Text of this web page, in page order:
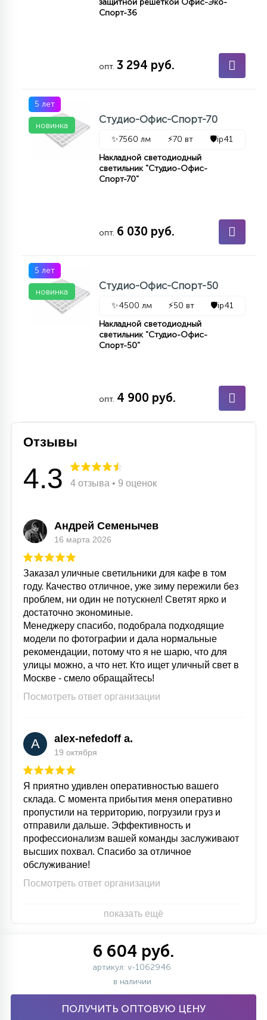
защитной решеткой Офис-Эко-
Спорт-36
опт. 3 294 руб.
5 лет
новинка
Студио-Офис-Спорт-70
✨7560 лм ⚡70 вт 🛡️ip41
Накладной светодиодный
светильник "Студио-Офис-
Спорт-70"
опт. 6 030 руб.
5 лет
новинка
Студио-Офис-Спорт-50
✨4500 лм ⚡50 вт 🛡️ip41
Накладной светодиодный
светильник "Студио-Офис-
Спорт-50"
опт. 4 900 руб.
Отзывы
4.3 4 отзыва • 9 оценок
Андрей Семенычев
16 марта 2026
Заказал уличные светильники для кафе в том
году. Качество отличное, уже зиму пережили без
проблем, ни один не потускнел! Светят ярко и
достаточно экономиные.
Менеджеру спасибо, подобрала подходящие
модели по фотографии и дала нормальные
рекомендации, потому что я не шарю, что для
улицы можно, а что нет. Кто ищет уличный свет в
Москве - смело обращайтесь!
Посмотреть ответ организации
A alex-nefedoff a.
19 октября
Я приятно удивлен оперативностью вашего
склада. С момента прибытия меня оперативно
пропустили на территорию, погрузили груз и
отправили дальше. Эффективность и
профессионализм вашей команды заслуживают
высших похвал. Спасибо за отличное
обслуживание!
Посмотреть ответ организации
показать ещё
6 604 руб.
артикул: v-1062946
в наличии
ПОЛУЧИТЬ ОПТОВУЮ ЦЕНУ